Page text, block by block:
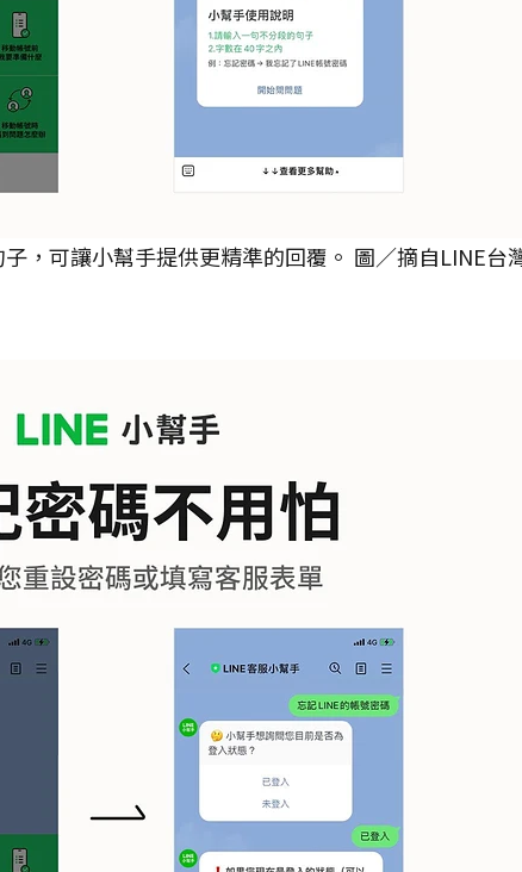
，可讓小幫手提供更精準的回覆。 圖／摘自LINE台